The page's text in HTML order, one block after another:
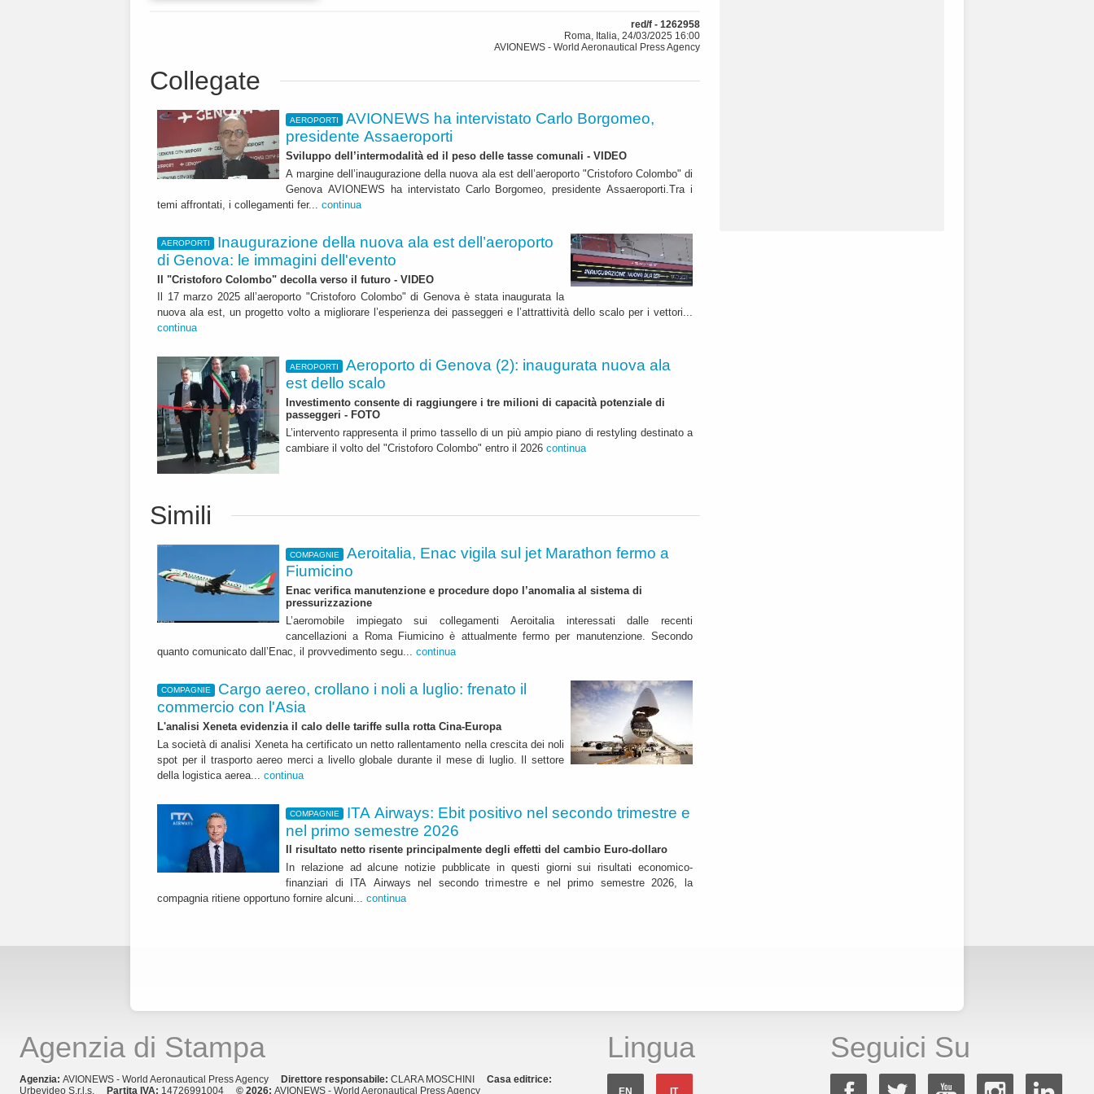
red/f - 1262958
Roma, Italia, 24/03/2025 16:00
AVIONEWS - World Aeronautical Press Agency
Collegate
AEROPORTI
AVIONEWS ha intervistato Carlo Borgomeo,
presidente Assaeroporti
Sviluppo dell’intermodalità ed il peso delle tasse comunali - VIDEO
A margine dell’inaugurazione della nuova ala est dell’aeroporto "Cristoforo Colombo" di
Genova AVIONEWS ha intervistato Carlo Borgomeo, presidente Assaeroporti.Tra i
temi affrontati, i collegamenti fer... continua
AEROPORTI
Inaugurazione della nuova ala est dell’aeroporto
di Genova: le immagini dell'evento
Il "Cristoforo Colombo" decolla verso il futuro - VIDEO
Il 17 marzo 2025 all’aeroporto "Cristoforo Colombo" di Genova è stata inaugurata la
nuova ala est, un progetto volto a migliorare l’esperienza dei passeggeri e l’attrattività dello scalo per i vettori...
continua
AEROPORTI
Aeroporto di Genova (2): inaugurata nuova ala
est dello scalo
Investimento consente di raggiungere i tre milioni di capacità potenziale di
passeggeri - FOTO
L’intervento rappresenta il primo tassello di un più ampio piano di restyling destinato a
cambiare il volto del "Cristoforo Colombo" entro il 2026 continua
Simili
COMPAGNIE
Aeroitalia, Enac vigila sul jet Marathon fermo a
Fiumicino
Enac verifica manutenzione e procedure dopo l’anomalia al sistema di
pressurizzazione
L’aeromobile impiegato sui collegamenti Aeroitalia interessati dalle recenti
cancellazioni a Roma Fiumicino è attualmente fermo per manutenzione. Secondo
quanto comunicato dall’Enac, il provvedimento segu... continua
COMPAGNIE
Cargo aereo, crollano i noli a luglio: frenato il
commercio con l'Asia
L'analisi Xeneta evidenzia il calo delle tariffe sulla rotta Cina-Europa
La società di analisi Xeneta ha certificato un netto rallentamento nella crescita dei noli
spot per il trasporto aereo merci a livello globale durante il mese di luglio. Il settore
della logistica aerea... continua
COMPAGNIE
ITA Airways: Ebit positivo nel secondo trimestre e
nel primo semestre 2026
Il risultato netto risente principalmente degli effetti del cambio Euro-dollaro
In relazione ad alcune notizie pubblicate in questi giorni sui risultati economico-
finanziari di ITA Airways nel secondo trimestre e nel primo semestre 2026, la
compagnia ritiene opportuno fornire alcuni... continua
Agenzia di Stampa
Agenzia: AVIONEWS - World Aeronautical Press Agency Direttore responsabile: CLARA MOSCHINI Casa editrice:
Urbevideo S.r.l.s.
Partita IVA: 14726991004 © 2026: AVIONEWS - World Aeronautical Press Agency
Lingua
EN IT
Seguici Su